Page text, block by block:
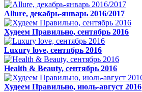
Allure, декабрь-январь 2016/2017
Худеем Правильно, сентябрь 2016
Luxury love, сентябрь 2016
Health & Beauty, сентябрь 2016
Худеем Правильно, июль-август 2016